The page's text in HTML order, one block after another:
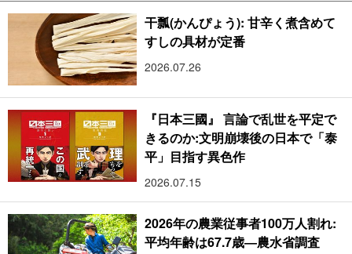
干瓢(かんぴょう): 甘辛く煮含めて
すしの具材が定番
2026.07.26
『日本三國』 言論で乱世を平定で
きるのか:文明崩壊後の日本で「泰
平」目指す異色作
2026.07.15
2026年の農業従事者100万人割れ:
平均年齢は67.7歳―農水省調査